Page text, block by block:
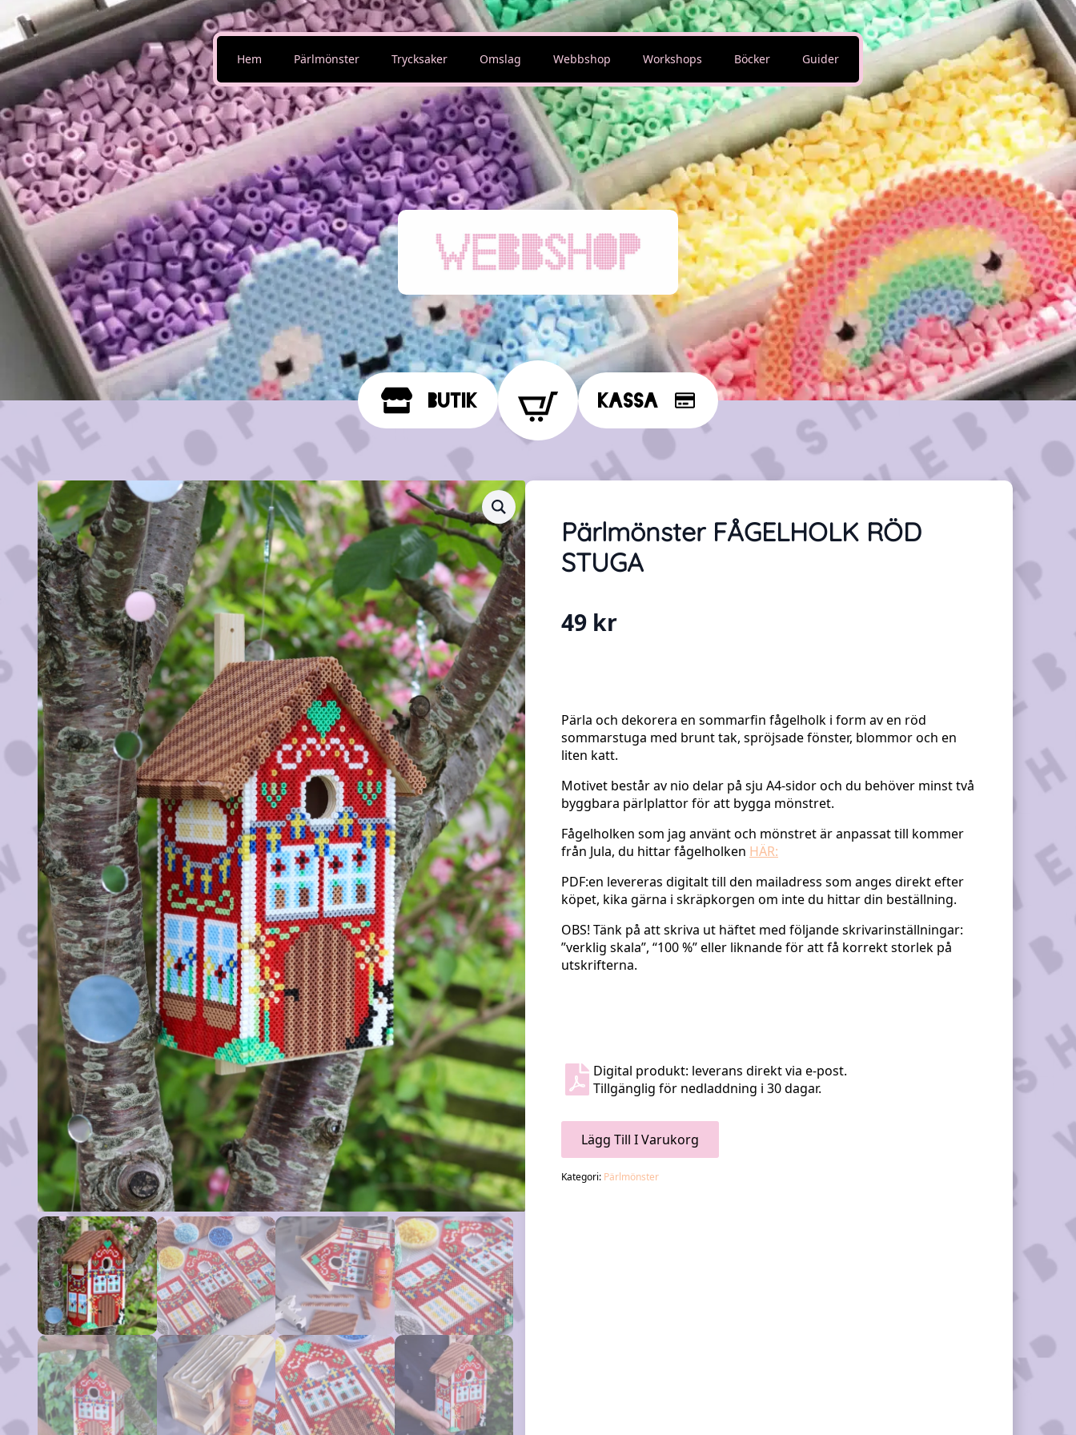
Hem Pärlmönster Trycksaker Omslag Webbshop Workshops Böcker Guider
Butik Kassa
Pärlmönster FÅGELHOLK RÖD
STUGA
49 kr
Pärla och dekorera en sommarfin fågelholk i form av en röd
sommarstuga med brunt tak, spröjsade fönster, blommor och en
liten katt.
Motivet består av nio delar på sju A4-sidor och du behöver minst två
byggbara pärlplattor för att bygga mönstret.
Fågelholken som jag använt och mönstret är anpassat till kommer
från Jula, du hittar fågelholken HÄR:
PDF:en levereras digitalt till den mailadress som anges direkt efter
köpet, kika gärna i skräpkorgen om inte du hittar din beställning.
OBS! Tänk på att skriva ut häftet med följande skrivarinställningar:
”verklig skala”, “100 %” eller liknande för att få korrekt storlek på
utskrifterna.
Digital produkt: leverans direkt via e-post.
Tillgänglig för nedladdning i 30 dagar.
Lägg Till I Varukorg
Kategori: Pärlmönster